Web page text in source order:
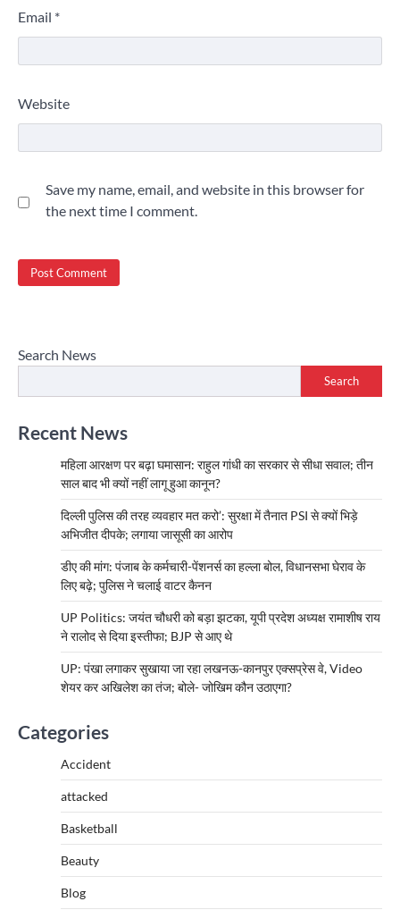
Email *
Website
Save my name, email, and website in this browser for
the next time I comment.
Search News
Search
Recent News
महिला आरक्षण पर बढ़ा घमासान: राहुल गांधी का सरकार से सीधा सवाल; तीन
साल बाद भी क्यों नहीं लागू हुआ कानून?
दिल्ली पुलिस की तरह व्यवहार मत करो’: सुरक्षा में तैनात PSI से क्यों भिड़े
अभिजीत दीपके; लगाया जासूसी का आरोप
डीए की मांग: पंजाब के कर्मचारी-पेंशनर्स का हल्ला बोल, विधानसभा घेराव के
लिए बढ़े; पुलिस ने चलाई वाटर कैनन
UP Politics: जयंत चौधरी को बड़ा झटका, यूपी प्रदेश अध्यक्ष रामाशीष राय
ने रालोद से दिया इस्तीफा; BJP से आए थे
UP: पंखा लगाकर सुखाया जा रहा लखनऊ-कानपुर एक्सप्रेस वे, Video
शेयर कर अखिलेश का तंज; बोले- जोखिम कौन उठाएगा?
Categories
Accident
attacked
Basketball
Beauty
Blog